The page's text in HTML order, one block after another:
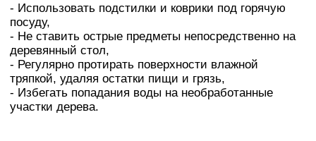
- Использовать подстилки и коврики под горячую
посуду,
- Не ставить острые предметы непосредственно на
деревянный стол,
- Регулярно протирать поверхности влажной
тряпкой, удаляя остатки пищи и грязь,
- Избегать попадания воды на необработанные
участки дерева.